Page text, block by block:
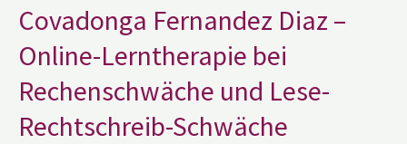
Covadonga Fernandez Diaz –
Online-Lerntherapie bei
Rechenschwäche und Lese-
Rechtschreib-Schwäche
Lerntherapie
bei
Rechenschwäche
und
Rechtschreib-
Schwäche